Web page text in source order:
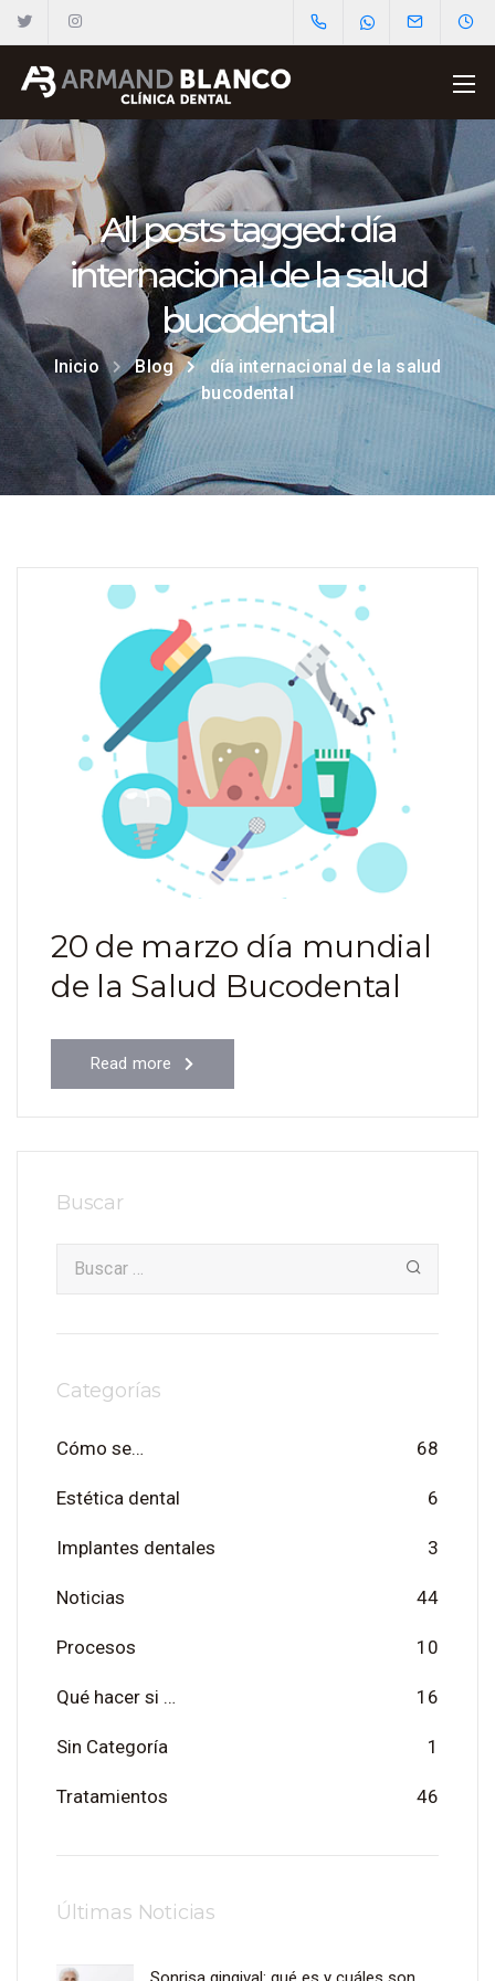
All posts tagged: día
internacional de la salud
bucodental
Inicio Blog
día internacional de la salud
bucodental
20 de marzo día mundial
de la Salud Bucodental
Read more
Buscar
Categorías
Cómo se… 68
Estética dental 6
Implantes dentales 3
Noticias 44
Procesos 10
Qué hacer si … 16
Sin Categoría 1
Tratamientos 46
Últimas Noticias